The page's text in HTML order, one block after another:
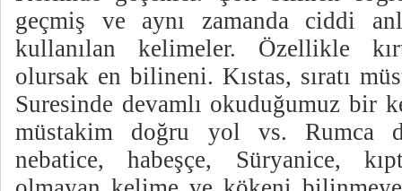
geçmiş ve aynı zamanda ciddi
kullanılan kelimeler. Özellikle
olursak en bilineni. Kıstas, sıratı
Suresinde devamlı okuduğumuz bir
müstakim doğru yol vs. Rumca
nebatice, habeşçe, Süryanice,